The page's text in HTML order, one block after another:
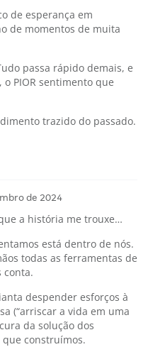
de esperança em
de momentos de muita
passa rápido demais, e
PIOR sentimento que
trazido do passado.
de 2024
a história me trouxe…
está dentro de nós.
todas as ferramentas de
conta.
despender esforços à
(“arriscar a vida em uma
da solução dos
que construímos.